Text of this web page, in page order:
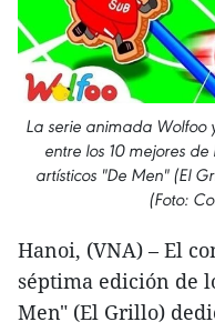
La serie animada Wolfoo
entre los 10 mejores
artísticos "De Men" (El
(Foto:
Hanoi, (VNA) – El
séptima edición de
Men" (El Grillo)